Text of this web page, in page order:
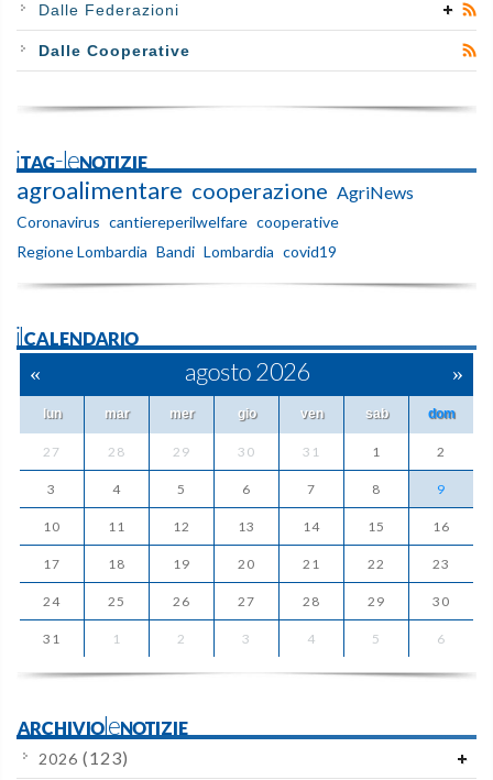
Dalle Federazioni
Dalle Cooperative
iTAG-leNOTIZIE
agroalimentare cooperazione AgriNews
Coronavirus cantiereperilwelfare cooperative
Regione Lombardia Bandi Lombardia covid19
ilCALENDARIO
« agosto 2026 »
lun mar mer gio ven sab dom
27 28 29 30 31 1 2
3 4 5 6 7 8 9
10 11 12 13 14 15 16
17 18 19 20 21 22 23
24 25 26 27 28 29 30
31 1 2 3 4 5 6
ARCHIVIOleNOTIZIE
2026 (123)